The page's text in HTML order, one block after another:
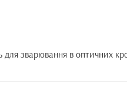
зварювання в оптичних